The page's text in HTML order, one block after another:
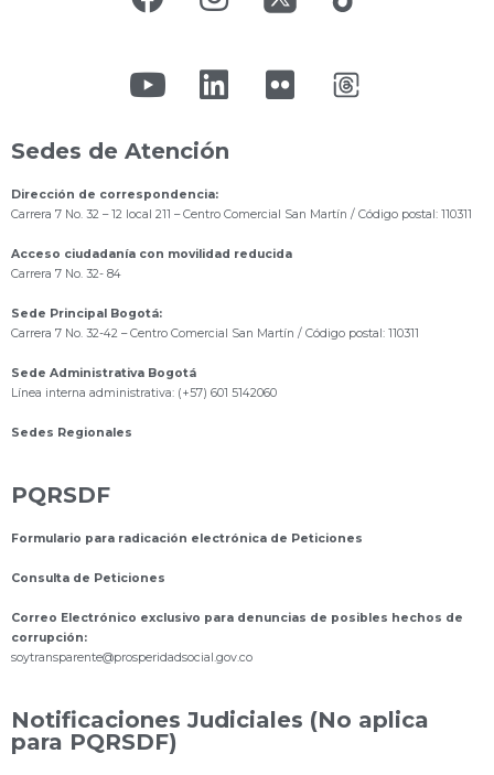
Sedes de Atención
Dirección de correspondencia:
Carrera 7 No. 32 – 12 local 211 – Centro Comercial San Martín / Código postal: 110311
Acceso ciudadanía con movilidad reducida
Carrera 7 No. 32- 84
Sede Principal Bogotá:
Carrera 7 No. 32-42 – Centro Comercial San Martín / Código postal: 110311
Sede Administrativa Bogotá
Línea interna administrativa: (+57) 601 5142060
Sedes Regionales
PQRSDF
Formulario para radicación electrónica de Peticiones
Consulta de Peticiones
Correo Electrónico exclusivo para denuncias de posibles hechos de
corrupción:
soytransparente@prosperidadsocial.gov.co
Notificaciones Judiciales (No aplica
para PQRSDF)